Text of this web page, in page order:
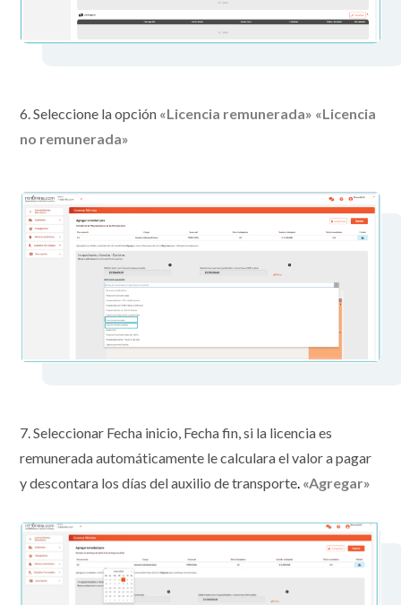
6. Seleccione la opción «Licencia remunerada» «Licencia
no remunerada»
7. Seleccionar Fecha inicio, Fecha fin, si la licencia es
remunerada automáticamente le calculara el valor a pagar
y descontara los días del auxilio de transporte. «Agregar»